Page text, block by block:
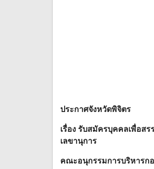
ประกาศจังหวัดพิจิตร
เรื่อง รับสมัครบุคคลเพื่อส
เลขานุการ
คณะอนุกรรมการบริหารก